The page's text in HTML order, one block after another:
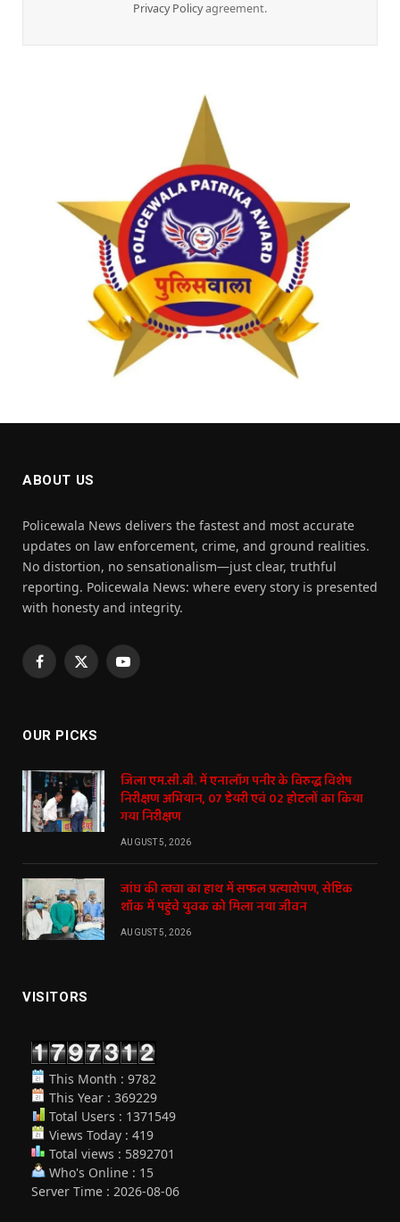
Privacy Policyagreement.
ABOUT US
Policewala News delivers the fastest and most accurate
updates on law enforcement, crime, and ground realities.
No distortion, no sensationalism—just clear, truthful
reporting. Policewala News: where every story is presented
with honesty and integrity.
Facebook
X
YouTube
OUR PICKS
जिला एम.सी.बी. में एनालॉग पनीर के विरुद्ध विशेष
निरीक्षण अभियान, 07 डेयरी एवं 02 होटलों का किया
गया निरीक्षण
AUGUST 5, 2026
जांघ की त्वचा का हाथ में सफल प्रत्यारोपण, सेप्टिक
शॉक में पहुंचे युवक को मिला नया जीवन
AUGUST 5, 2026
VISITORS
This Month : 9782
This Year : 369229
Total Users : 1371549
Views Today : 419
Total views : 5892701
Who's Online : 15
Server Time : 2026-08-06